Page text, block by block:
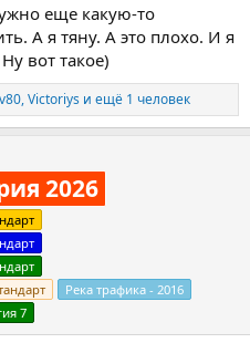
еще какую-то
А я тяну. А это плохо. И я
вот такое)
,Victoriys и ещё 1 человек
2026
Река трафика - 2016
7